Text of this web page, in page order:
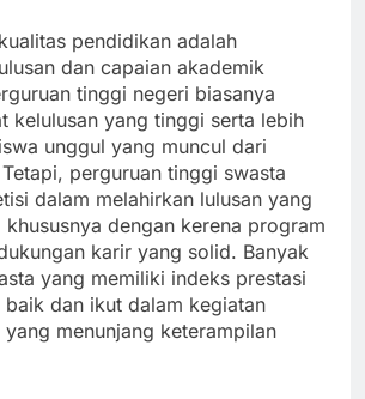
pendidikan adalah
dan capaian akademik
tinggi negeri biasanya
kelulusan yang tinggi serta lebih
unggul yang muncul dari
perguruan tinggi swasta
dalam melahirkan lulusan yang
dengan kerena program
karir yang solid. Banyak
yang memiliki indeks prestasi
dan ikut dalam kegiatan
menunjang keterampilan